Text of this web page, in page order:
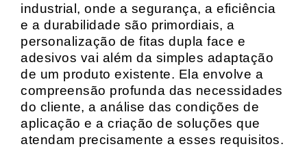
industrial, onde a segurança, a eficiência
e a durabilidade são primordiais, a
personalização de fitas dupla face e
adesivos vai além da simples adaptação
de um produto existente. Ela envolve a
compreensão profunda das necessidades
do cliente, a análise das condições de
aplicação e a criação de soluções que
atendam precisamente a esses requisitos.